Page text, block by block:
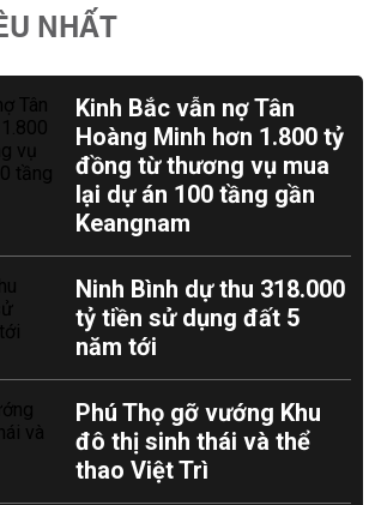
NHẤT
Kinh Bắc vẫn nợ Tân
Hoàng Minh hơn 1.800 tỷ
đồng từ thương vụ mua
lại dự án 100 tầng gần
Keangnam
Ninh Bình dự thu 318.000
tỷ tiền sử dụng đất 5
năm tới
Phú Thọ gỡ vướng Khu
đô thị sinh thái và thể
thao Việt Trì